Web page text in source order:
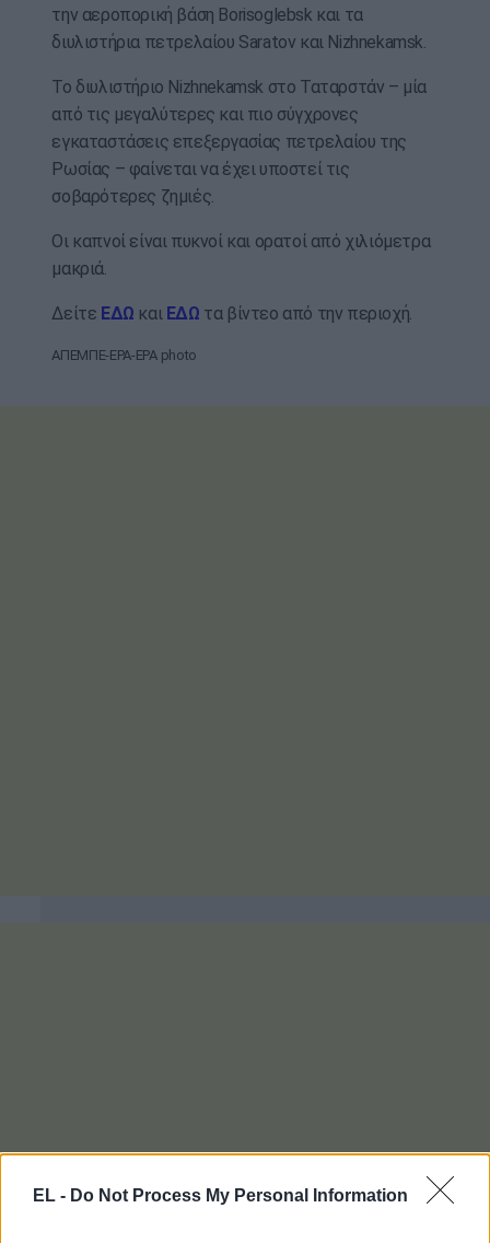
EL - Do Not Process My Personal Information
την αεροπορική βάση Borisoglebsk και τα
διυλιστήρια πετρελαίου Saratov και Nizhnekamsk.
Το διυλιστήριο Nizhnekamsk στο Ταταρστάν – μία
από τις μεγαλύτερες και πιο σύγχρονες
εγκαταστάσεις επεξεργασίας πετρελαίου της
Ρωσίας – φαίνεται να έχει υποστεί τις
σοβαρότερες ζημιές.
Οι καπνοί είναι πυκνοί και ορατοί από χιλιόμετρα
μακριά.
Δείτε ΕΔΩ και ΕΔΩ τα βίντεο από την περιοχή.
ΑΠΕΜΠΕ-EPA-EPA photo